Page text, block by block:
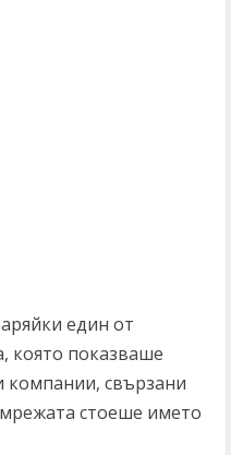
един от
която показваше
свързани
стоеше името